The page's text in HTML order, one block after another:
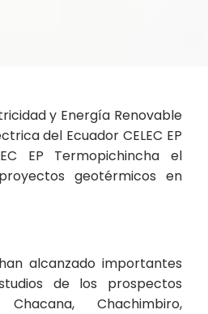
y Energía Renovable
del Ecuador CELEC EP
EP Termopichincha el
geotérmicos en
alcanzado importantes
de los prospectos
Chachimbiro,